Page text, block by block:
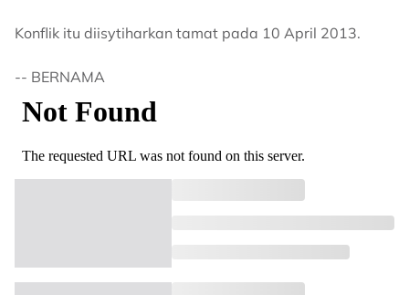
Konflik itu diisytiharkan tamat pada 10 April 2013.
-- BERNAMA